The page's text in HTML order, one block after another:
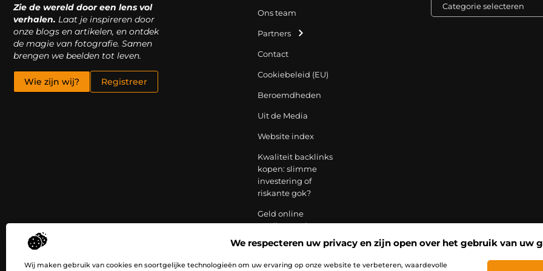
We respecteren uw privacy en zijn open over het gebruik van uw
Wij maken gebruik van cookies en soortgelijke technologieën om uw ervaring op onze website te verbeteren, waardevolle
Zie de wereld door een lens vol
verhalen. Laat je inspireren door
onze blogs en artikelen, en ontdek
de magie van fotografie. Samen
brengen we beelden tot leven.
Wie zijn wij? Registreer
Ons team
Partners
Contact
Cookiebeleid (EU)
Beroemdheden
Uit de Media
Website index
Kwaliteit backlinks
kopen: slimme
investering of
riskante gok?
Geld online
verdienen: droom,
realistische
strategie?